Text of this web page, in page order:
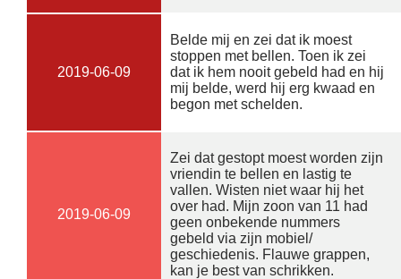
2019-06-09
Belde mij en zei dat ik moest
stoppen met bellen. Toen ik zei
dat ik hem nooit gebeld had en hij
mij belde, werd hij erg kwaad en
begon met schelden.
2019-06-09
Zei dat gestopt moest worden zijn
vriendin te bellen en lastig te
vallen. Wisten niet waar hij het
over had. Mijn zoon van 11 had
geen onbekende nummers
gebeld via zijn mobiel/
geschiedenis. Flauwe grappen,
kan je best van schrikken.